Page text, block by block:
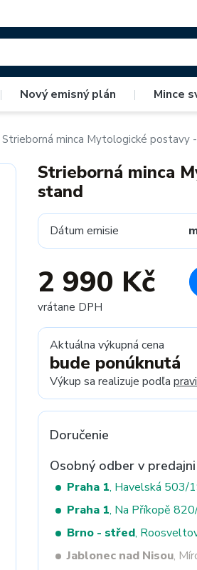
| Nový emisný plán | Mince
Strieborná minca Mytologické postavy
Strieborná minca
stand
Dátum emisie
2 990 Kč
vrátane DPH
Aktuálna výkupná cena
bude ponúknutá
Výkup sa realizuje podľa
Doručenie
Osobný odber v predajni
Praha 1, Havelská 503/
Praha 1, Na Příkopě
Brno - střed,
Jablonec nad Nisou,